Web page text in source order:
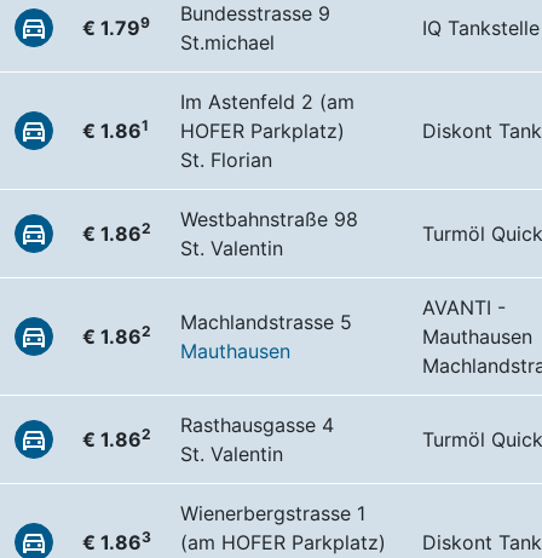
€ 1.799
Bundesstrasse 9
St.michael
IQ Tankstelle
€ 1.861
Im Astenfeld 2 (am
HOFER Parkplatz)
St. Florian
Diskont
€ 1.862
Westbahnstraße 98
St. Valentin
Turmöl Quick
€ 1.862
Machlandstrasse 5
Mauthausen
AVANTI -
Mauthausen
€ 1.862
Rasthausgasse 4
St. Valentin
Turmöl Quick
€ 1.863
Wienerbergstrasse 1
(am HOFER Parkplatz)
Diskont